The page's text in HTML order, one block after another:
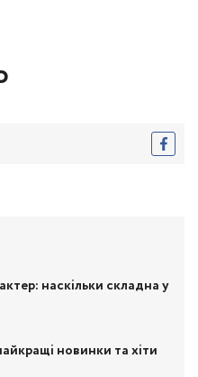
наскільки складна у
новинки та хіти